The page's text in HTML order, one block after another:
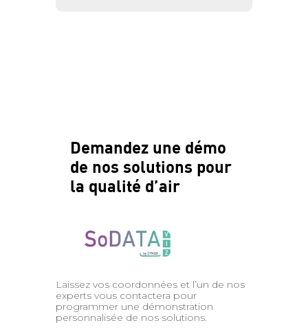
Demandez une démo
de nos solutions pour
la qualité d’air
Laissez vos coordonnées et l’un de nos
experts vous contactera pour
programmer une démonstration
personnalisée de nos solutions.